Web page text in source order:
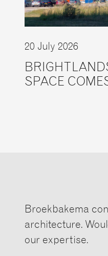
20 July 2026
SPACE
Broekbakema
architecture.
our expertise.